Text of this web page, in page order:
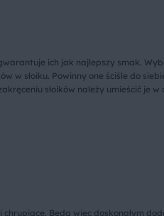
ich jak najlepszy smak.
w słoiku. Powinny one ściśle do
słoików należy umieścić je
Będą więc doskonałym